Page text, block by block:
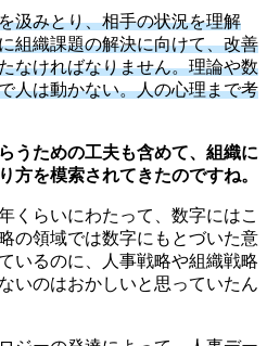
汲みとり、相手の状況を理解
組織課題の解決に向けて、改善
なければなりません。理論や数
人は動かない。人の心理まで考
うための工夫も含めて、組織に
方を模索されてきたのですね。
くらいにわたって、数字にはこ
の領域では数字にもとづいた意
いるのに、人事戦略や組織戦略
いのはおかしいと思っていたん